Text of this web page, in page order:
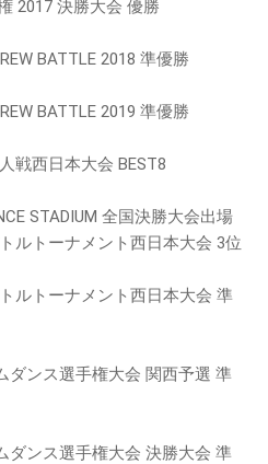
2017 決勝大会 優勝
BATTLE 2018 準優勝
BATTLE 2019 準優勝
戦西日本大会 BEST8
STADIUM 全国決勝大会出場
ルトーナメント西日本大会 3位
ルトーナメント西日本大会 準
ダンス選手権大会 関西予選 準
ダンス選手権大会 決勝大会 準